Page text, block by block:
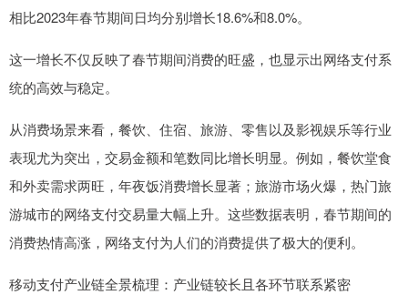
相比2023年春节期间日均分别增长18.6%和8.0%。
这一增长不仅反映了春节期间消费的旺盛，也显示出网络支付系
统的高效与稳定。
从消费场景来看，餐饮、住宿、旅游、零售以及影视娱乐等行业
表现尤为突出，交易金额和笔数同比增长明显。例如，餐饮堂食
和外卖需求两旺，年夜饭消费增长显著；旅游市场火爆，热门旅
游城市的网络支付交易量大幅上升。这些数据表明，春节期间的
消费热情高涨，网络支付为人们的消费提供了极大的便利。
移动支付产业链全景梳理：产业链较长且各环节联系紧密